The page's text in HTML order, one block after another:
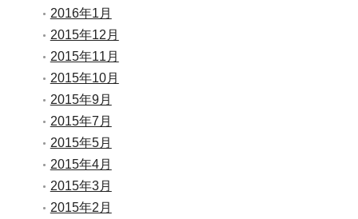
2016年1月
2015年12月
2015年11月
2015年10月
2015年9月
2015年7月
2015年5月
2015年4月
2015年3月
2015年2月